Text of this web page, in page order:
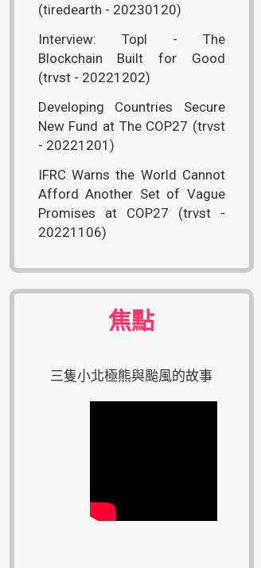
(tiredearth - 20230120)
Interview: Topl - The
Blockchain Built for Good
(trvst - 20221202)
Developing Countries Secure
New Fund at The COP27 (trvst
- 20221201)
IFRC Warns the World Cannot
Afford Another Set of Vague
Promises at COP27 (trvst -
20221106)
焦點
三隻小北極熊與颱風的故事